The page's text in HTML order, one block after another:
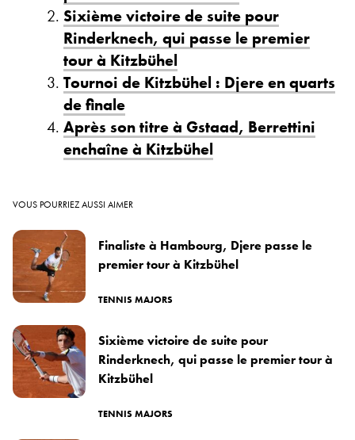
Sixième victoire de suite pour
Rinderknech, qui passe le premier
tour à Kitzbühel
Tournoi de Kitzbühel : Djere en quarts
de finale
Après son titre à Gstaad, Berrettini
enchaîne à Kitzbühel
VOUS POURRIEZ AUSSI AIMER
Finaliste à Hambourg, Djere passe le
premier tour à Kitzbühel
TENNIS MAJORS
Sixième victoire de suite pour
Rinderknech, qui passe le premier tour à
Kitzbühel
TENNIS MAJORS